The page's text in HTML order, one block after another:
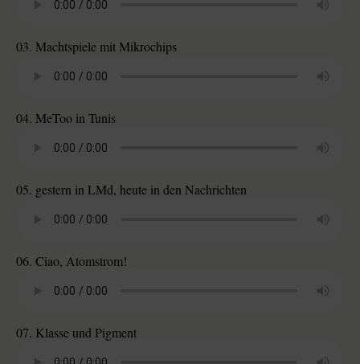
03. Machtspiele mit Mikrochips
04. MeToo in Tunis
05. gestern in LMd, heute in den Nachrichten
06. Ciao, Atomstrom!
07. Klasse und Pigment